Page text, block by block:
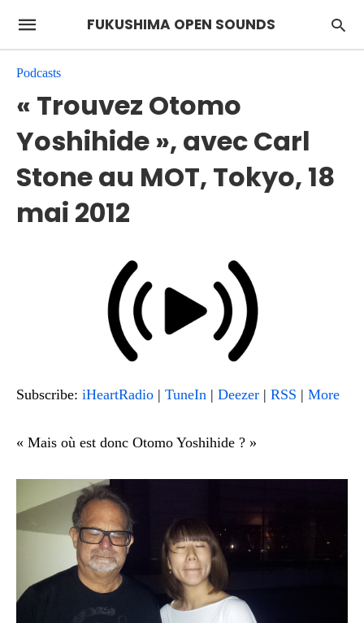
FUKUSHIMA OPEN SOUNDS
Podcasts
« Trouvez Otomo
Yoshihide », avec Carl
Stone au MOT, Tokyo, 18
mai 2012
Subscribe: iHeartRadio | TuneIn | Deezer | RSS | More
« Mais où est donc Otomo Yoshihide ? »